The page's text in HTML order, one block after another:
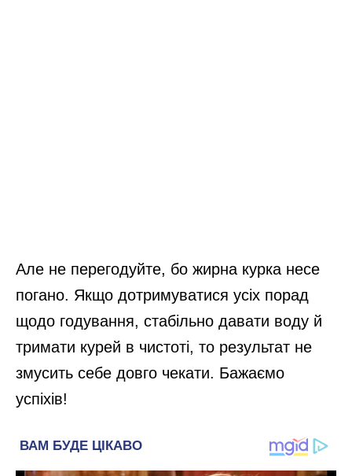
Але не перегодуйте, бо жирна курка несе
погано. Якщо дотримуватися усіх порад
щодо годування, стабільно давати воду й
тримати курей в чистоті, то результат не
змусить себе довго чекати. Бажаємо
успіхів!